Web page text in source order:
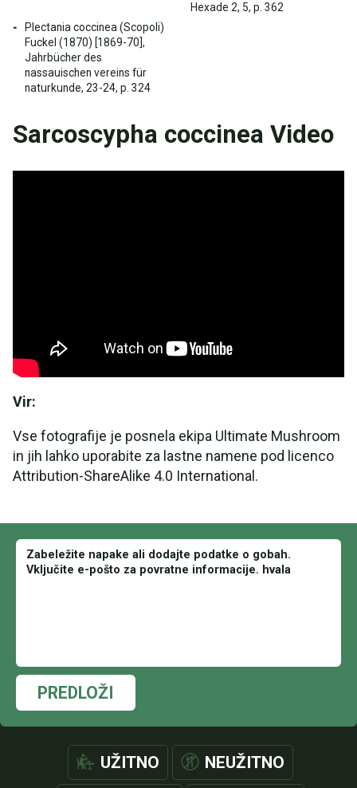
Hexade 2, 5, p. 362
Plectania coccinea (Scopoli)
Fuckel (1870) [1869-70],
Jahrbücher des
nassauischen vereins für
naturkunde, 23-24, p. 324
Sarcoscypha coccinea Video
Vir:
Vse fotografije je posnela ekipa Ultimate Mushroom
in jih lahko uporabite za lastne namene pod licenco
Attribution-ShareAlike 4.0 International.
PREDLOŽI
UŽITNO NEUŽITNO